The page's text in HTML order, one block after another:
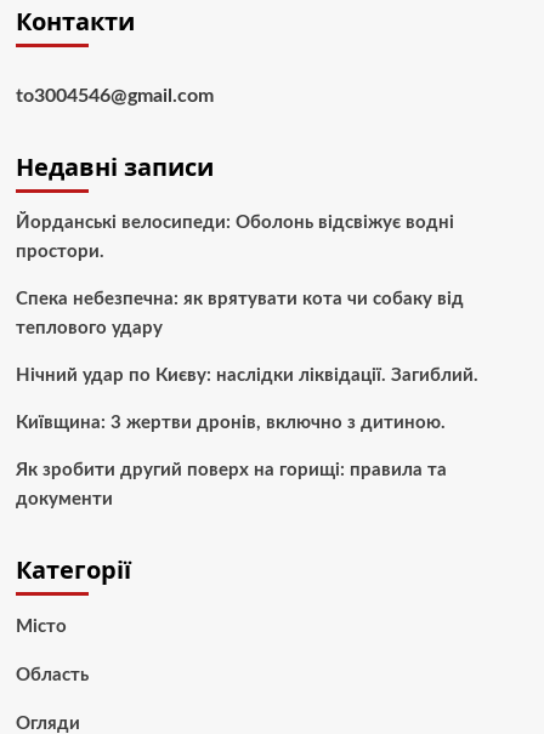
Контакти
to3004546@gmail.com
Недавні записи
Йорданські велосипеди: Оболонь відсвіжує водні
простори.
Спека небезпечна: як врятувати кота чи собаку від
теплового удару
Нічний удар по Києву: наслідки ліквідації. Загиблий.
Київщина: 3 жертви дронів, включно з дитиною.
Як зробити другий поверх на горищі: правила та
документи
Категорії
Місто
Область
Огляди